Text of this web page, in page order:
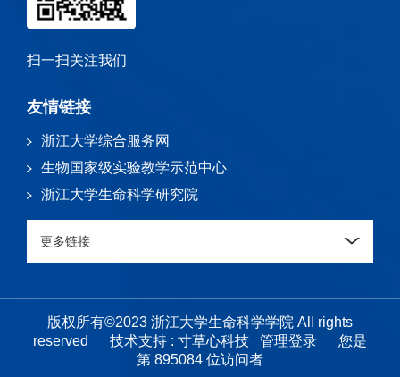
扫一扫关注我们
友情链接
浙江大学综合服务网
生物国家级实验教学示范中心
浙江大学生命科学研究院
更多链接
版权所有©2023 浙江大学生命科学学院 All rights
reserved
技术支持 : 寸草心科技 管理登录
您是
第 895084 位访问者